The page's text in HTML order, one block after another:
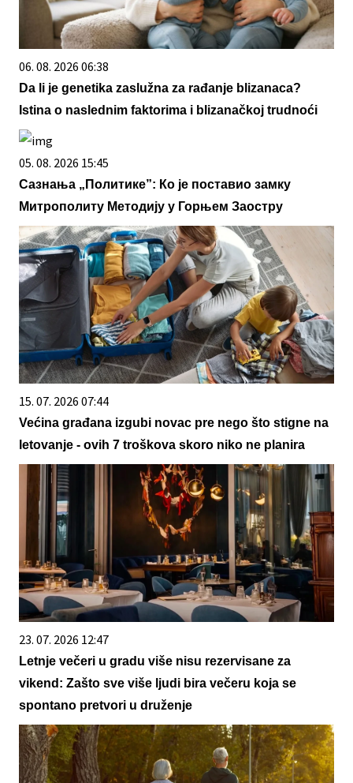
06. 08. 2026 06:38
Da li je genetika zaslužna za rađanje blizanaca?
Istina o naslednim faktorima i blizanačkoj trudnoći
05. 08. 2026 15:45
Сазнања „Политике”: Ко је поставио замку
Митрополиту Методију у Горњем Заостру
15. 07. 2026 07:44
Većina građana izgubi novac pre nego što stigne na
letovanje - ovih 7 troškova skoro niko ne planira
23. 07. 2026 12:47
Letnje večeri u gradu više nisu rezervisane za
vikend: Zašto sve više ljudi bira večeru koja se
spontano pretvori u druženje